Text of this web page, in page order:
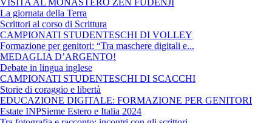
La giornata della Terra
Scrittori al corso di Scrittura
CAMPIONATI STUDENTESCHI DI VOLLEY
Formazione per genitori: “Tra maschere digitali e...
MEDAGLIA D’ARGENTO!
Debate in lingua inglese
CAMPIONATI STUDENTESCHI DI SCACCHI
Storie di coraggio e libertà
EDUCAZIONE DIGITALE: FORMAZIONE PER GENITORI
Estate INPSieme Estero e Italia 2024